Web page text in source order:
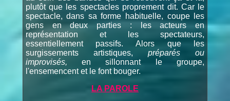
plutôt que les spectacles proprement dit. Car le
spectacle, dans sa forme habituelle, coupe les
gens en deux parties : les acteurs en
représentation et les spectateurs,
essentiellement passifs. Alors que les
surgissements artistiques,préparés ou
improvisés, en sillonnant le groupe,
l'ensemencent et le font bouger.
LA PAROLE